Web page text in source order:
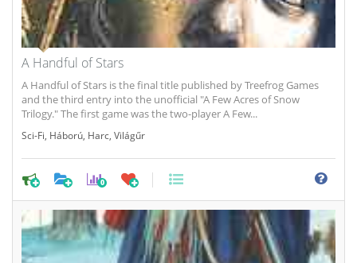
A Handful of Stars
A Handful of Stars is the final title published by Treefrog Games
and the third entry into the unofficial "A Few Acres of Snow
Trilogy." The first game was the two-player A Few...
Sci-Fi Háború Harc Világűr
0